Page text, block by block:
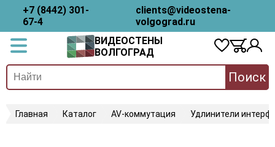
+7 (8442) 301-
67-4
clients@videostena-
volgograd.ru
ВИДЕОСТЕНЫ
ВОЛГОГРАД
Поиск
Главная Каталог AV-коммутация Удлинители